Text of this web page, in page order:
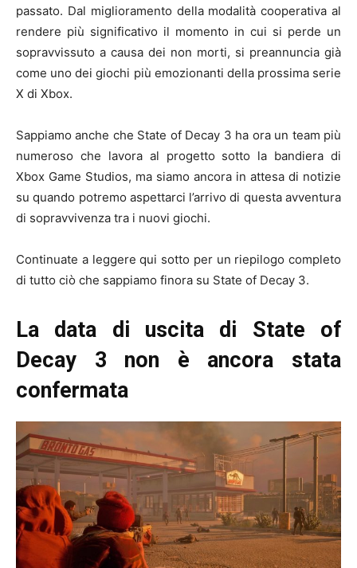
passato. Dal miglioramento della modalità cooperativa al
rendere più significativo il momento in cui si perde un
sopravvissuto a causa dei non morti, si preannuncia già
come uno dei giochi più emozionanti della prossima serie
X di Xbox.
Sappiamo anche che State of Decay 3 ha ora un team più
numeroso che lavora al progetto sotto la bandiera di
Xbox Game Studios, ma siamo ancora in attesa di notizie
su quando potremo aspettarci l’arrivo di questa avventura
di sopravvivenza tra i nuovi giochi.
Continuate a leggere qui sotto per un riepilogo completo
di tutto ciò che sappiamo finora su State of Decay 3.
La data di uscita di State of
Decay 3 non è ancora stata
confermata